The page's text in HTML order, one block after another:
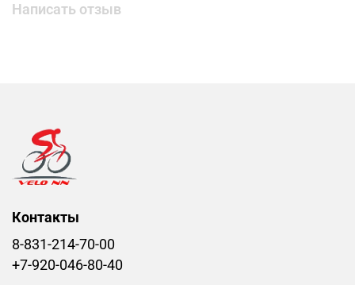
Написать отзыв
Контакты
8-831-214-70-00
+7-920-046-80-40